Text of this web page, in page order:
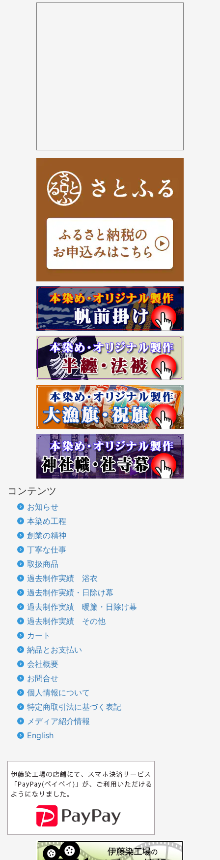
コンテンツ
お知らせ
本染め工程
創業の精神
丁寧な仕事
取扱商品
過去制作実績 浴衣
過去制作実績・日除け幕
過去制作実績 暖簾・日除け幕
過去制作実績 その他
カート
納品とお支払い
会社概要
お問合せ
個人情報について
特定商取引法に基づく表記
メディア紹介情報
English